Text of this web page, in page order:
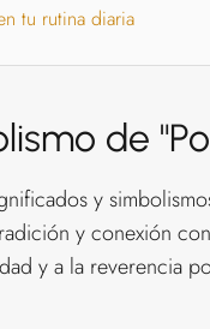
tu rutina diaria
de
y
y conexión
y a la reverencia